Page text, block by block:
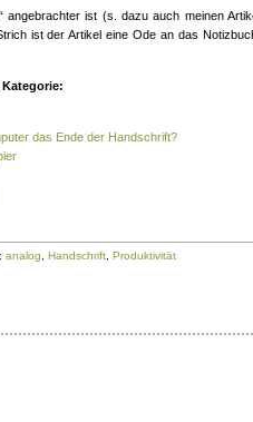
angebrachter ist (s. dazu auch meinen
ist der Artikel eine Ode an das
das Ende der Handschrift?
analog Handschrift Produktivität